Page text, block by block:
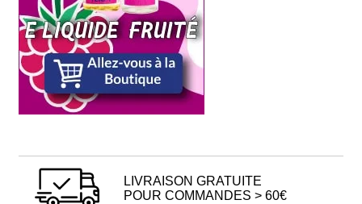
LIVRAISON GRATUITE
POUR COMMANDES > 60€